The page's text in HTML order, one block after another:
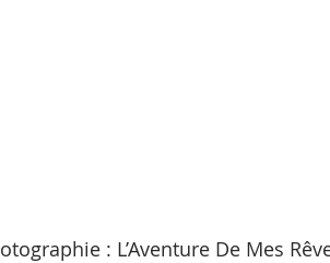
: L’Aventure De Mes